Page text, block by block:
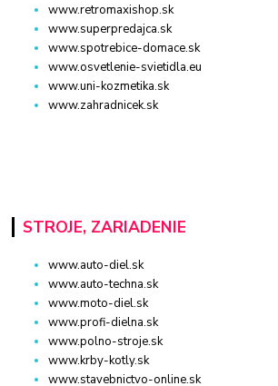
www.retromaxishop.sk
www.superpredajca.sk
www.spotrebice-domace.sk
www.osvetlenie-svietidla.eu
www.uni-kozmetika.sk
www.zahradnicek.sk
STROJE, ZARIADENIE
www.auto-diel.sk
www.auto-techna.sk
www.moto-diel.sk
www.profi-dielna.sk
www.polno-stroje.sk
www.krby-kotly.sk
www.stavebnictvo-online.sk